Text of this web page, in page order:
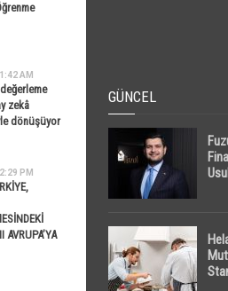
AM
zekâ
dönüşüyor
PM
GÜNCEL